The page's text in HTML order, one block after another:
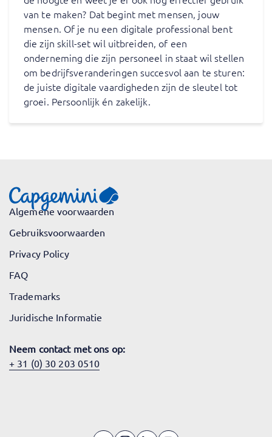
van te maken? Dat begint met mensen, jouw
mensen. Of je nu een digitale professional bent
die zijn skill-set wil uitbreiden, of een
onderneming die zijn personeel in staat wil stellen
om bedrijfsveranderingen succesvol aan te sturen:
de juiste digitale vaardigheden zijn de sleutel tot
groei. Persoonlijk én zakelijk.
Algemene voorwaarden
Gebruiksvoorwaarden
Privacy Policy
FAQ
Trademarks
Juridische Informatie
Neem contact met ons op:
+ 31 (0) 30 203 0510